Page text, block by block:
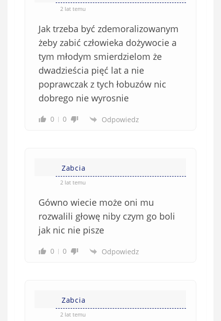
2 lat temu
Jak trzeba być zdemoralizowanym
żeby zabić człowieka dożywocie a
tym młodym smierdzielom że
dwadzieścia pięć lat a nie
poprawczak z tych łobuzów nic
dobrego nie wyrosnie
0 0 Odpowiedz
Zabcia
2 lat temu
Gówno wiecie może oni mu
rozwalili głowę niby czym go boli
jak nic nie pisze
0 0 Odpowiedz
Zabcia
2 lat temu